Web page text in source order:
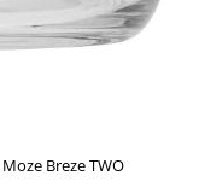
Moze Breze TWO